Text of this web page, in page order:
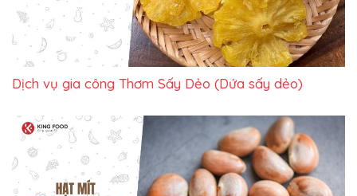
Dịch vụ gia công Thơm Sấy Dẻo (Dứa sấy dẻo)